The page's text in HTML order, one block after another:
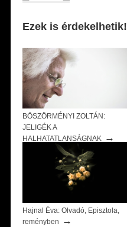
Ezek is érdekelhetik!
BÖSZÖRMÉNYI ZOLTÁN:
JELIGÉK A
HALHATATLANSÁGNAK
→
Hajnal Éva: Olvadó, Episztola,
reményben
→